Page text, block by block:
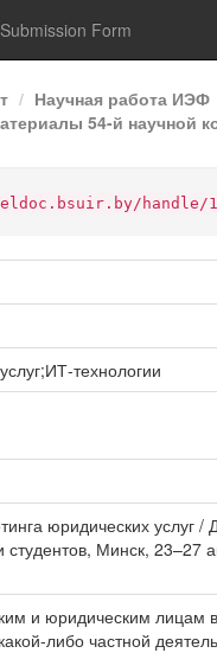
Submission Form
Научная работа ИЭФ
54-й научной
handle/
технологии
юридических
Минск,
и юридическим лицам
либо частной